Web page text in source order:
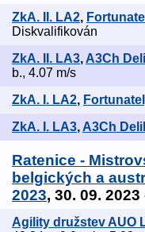
ZkA. II. LA2,
Diskvalifikován
ZkA. II. LA3, A3Ch
b., 4.07 m/s
ZkA. I. LA2,
ZkA. I. LA3, A3Ch
Ratenice -
belgických a
2023, 30. 09. 2023
Agility družstev AUO